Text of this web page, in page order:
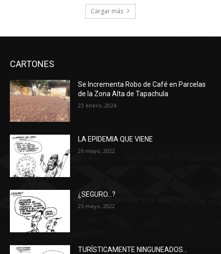
Cargar más
CARTONES
Se Incrementa Robo de Café en Parcelas
de la Zona Alta de Tapachula
23 enero, 2024
LA EPIDEMIA QUE VIENE
26 mayo, 2022
¿SEGURO…?
25 mayo, 2022
TURÍSTICAMENTE NINGUNEADOS…